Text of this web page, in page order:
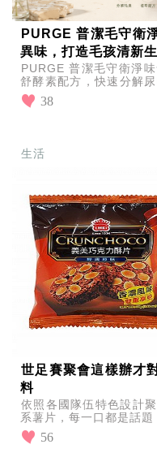
PURGE 普潔毛守衛
異味，打造毛孩清新
PURGE 普潔毛守衛淨
舒酵素配方，快速分解
香精，貓狗皆適用，打造
38
生活
世足賽聚會這樣辦才
料
依照各國隊伍特色設計
系薯片，每一口都是話
56